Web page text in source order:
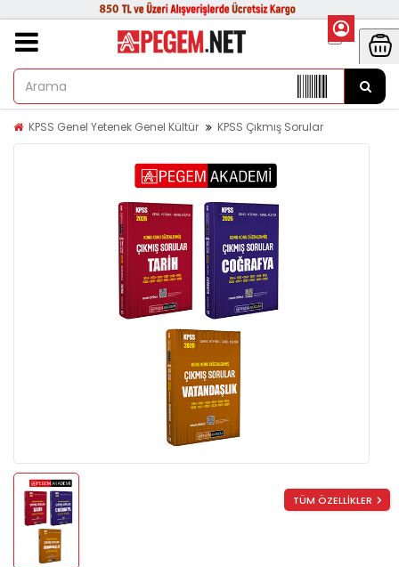
KPSS Genel Yetenek Genel Kültür KPSS Çıkmış Sorular
TÜM ÖZELLİKLER